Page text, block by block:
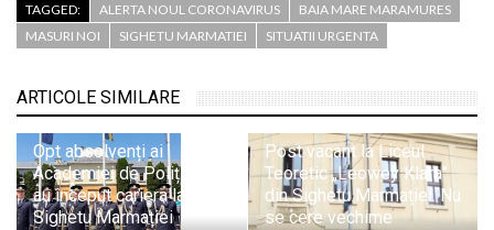
TAGGED:
ALERTA NOUL CORONAVIRUS
BAIA MARE MARAMURES
MASURI NOI
SIGHETU MARMATIEI SITUATII URGENTA
ARTICOLE SIMILARE
Opt absolvenți ai
Academiei de Poliție și-
au început cariera la ITPF
Sighetu Marmației
Post vacant la Liceul
Teoretic „Leowey Klara”
din Sighetu Marmației. Nu
se cere vechime